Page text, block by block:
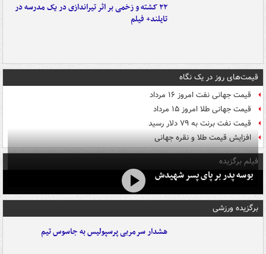
۲۲ کشته و زخمی بر اثر تیراندازی در یک مدرسه در
تایلند+ فیلم
قیمت‌های روز در یک نگاه
قیمت جهانی نفت امروز ۱۶ مرداد
قیمت جهانی طلا امروز ۱۵ مرداد
قیمت نفت برنت به ۷۹ دلار رسید
افزایش قیمت طلا و نقره جهانی
فیلم برگزیده
بوسه‌ پدر بر پای پسر شهیدش
برگزیده ورزشی
هشدار سرمربی پرسپولیس به جاسوس تیم